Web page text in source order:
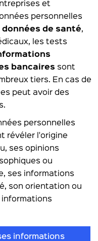
et
personnelles
données de santé,
les tests
bancaires sont
tiers. En cas de
peut avoir des
personnelles
révéler l'origine
ses opinions
ou
ses informations
son orientation ou
informations
informations